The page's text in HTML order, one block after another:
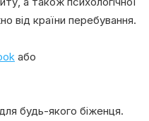
від країни перебування.
або
будь-якого біженця.